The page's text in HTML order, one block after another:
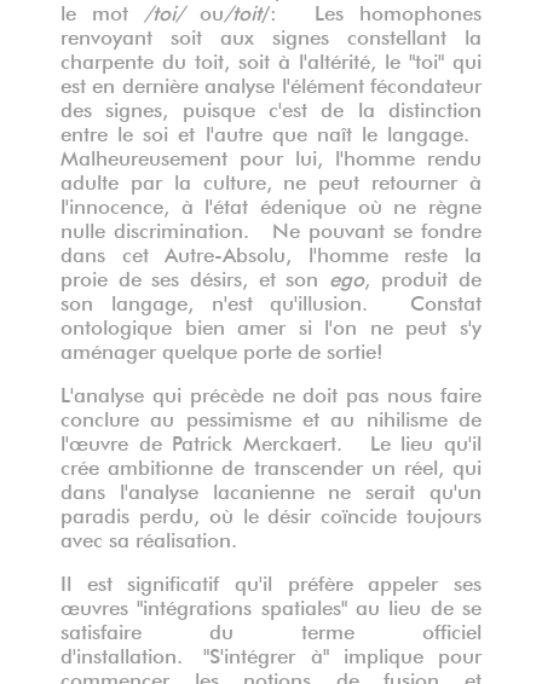
le mot /toi/ ou /toit/: Les homophones
renvoyant soit aux signes constellant la
charpente du toit, soit à l'altérité, le "toi" qui
est en dernière analyse l'élément fécondateur
des signes, puisque c'est de la distinction
entre le soi et l'autre que naît le langage.
Malheureusement pour lui, l'homme rendu
adulte par la culture, ne peut retourner à
l'innocence, à l'état édenique où ne règne
nulle discrimination. Ne pouvant se fondre
dans cet Autre-Absolu, l'homme reste la
proie de ses désirs, et son ego , produit de
son langage, n'est qu'illusion. Constat
ontologique bien amer si l'on ne peut s'y
aménager quelque porte de sortie!
L'analyse qui précède ne doit pas nous faire
conclure au pessimisme et au nihilisme de
l'œuvre de Patrick Merckaert. Le lieu qu'il
crée ambitionne de transcender un réel, qui
dans l'analyse lacanienne ne serait qu'un
paradis perdu, où le désir coïncide toujours
avec sa réalisation.
Il est significatif qu'il préfère appeler ses
œuvres "intégrations spatiales" au lieu de se
satisfaire du terme officiel
d'installation. "S'intégrer à" implique pour
commencer les notions de fusion et